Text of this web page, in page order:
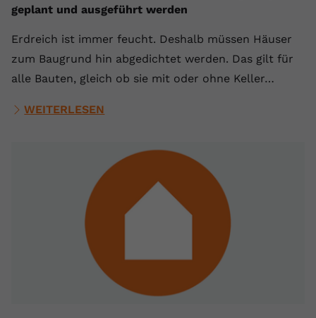
geplant und ausgeführt werden
Erdreich ist immer feucht. Deshalb müssen Häuser
zum Baugrund hin abgedichtet werden. Das gilt für
alle Bauten, gleich ob sie mit oder ohne Keller…
WEITERLESEN